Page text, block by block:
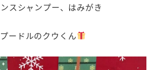
スシャンプー、はみがき
プードルのクウくん